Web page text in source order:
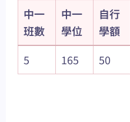
中一
班數
中一
學位
自行
學額
5
165 50